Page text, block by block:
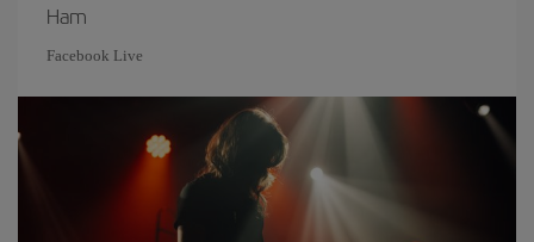
Ham
Facebook Live